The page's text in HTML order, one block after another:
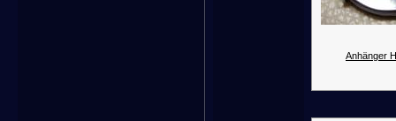
Anhänger